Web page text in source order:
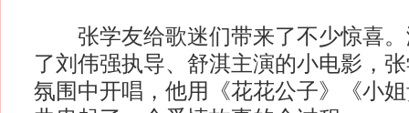
张学友给歌迷们带来了不少惊喜。
了刘伟强执导、舒淇主演的小电影，
氛围中开唱，他用《花花公子》《小